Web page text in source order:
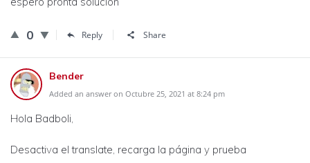
0 Reply Share
Bender
Added an answer on Octubre 25, 2021 at 8:24 pm
Hola Badboli,
Desactiva el translate, recarga la página y prueba